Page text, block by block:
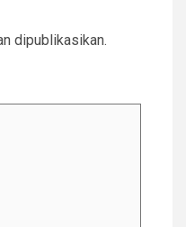
dipublikasikan.